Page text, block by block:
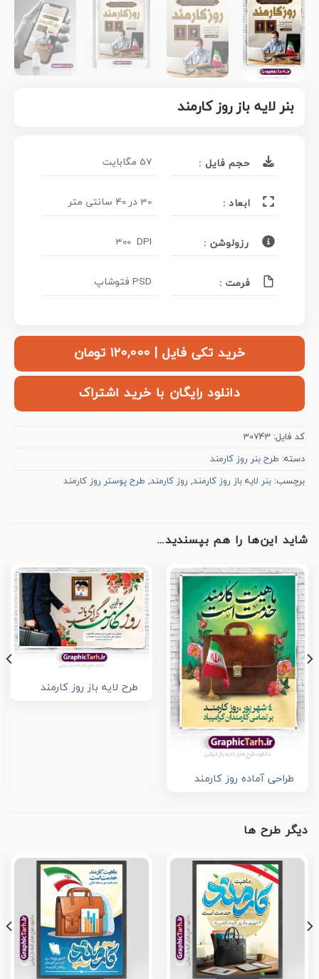
بنر لایه باز روز کارمند
حجم فایل : 57 مگابایت
ابعاد : 30 در 40 سانتی متر
رزولوشن : 300 DPI
فرمت : PSD فتوشاپ
خرید تکی فایل | ۱۲۰,۰۰۰ تومان
دانلود رایگان با خرید اشتراک
کد فایل: 30743
دسته: طرح بنر روز کارمند
برچسب: بنر لایه باز روز کارمند, روز کارمند, طرح پوستر روز کارمند
شاید این‌ها را هم بپسندید…
طراحی آماده روز کارمند
طرح لایه باز روز کارمند
دیگر طرح ها